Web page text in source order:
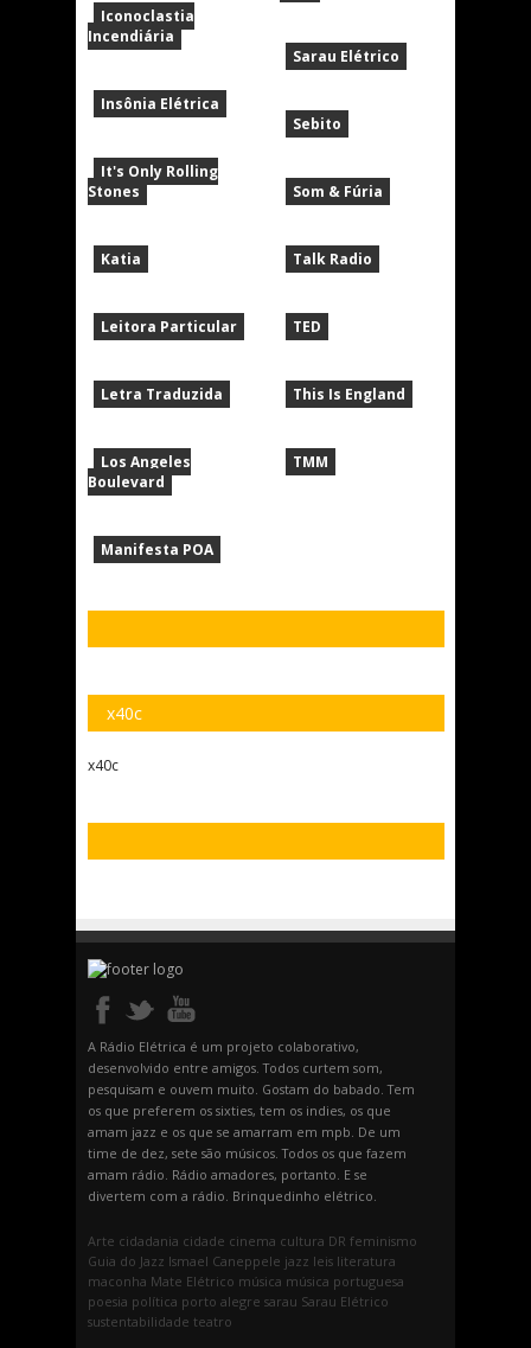
Iconoclastia
Incendiária
Insônia Elétrica
It's Only Rolling
Stones
Katia
Leitora Particular
Letra Traduzida
Los Angeles
Boulevard
Manifesta POA
Sarau Elétrico
Sebito
Som & Fúria
Talk Radio
TED
This Is England
TMM
x40c
x40c
A Rádio Elétrica é um projeto colaborativo,
desenvolvido entre amigos. Todos curtem som,
pesquisam e ouvem muito. Gostam do babado. Tem
os que preferem os sixties, tem os indies, os que
amam jazz e os que se amarram em mpb. De um
time de dez, sete são músicos. Todos os que fazem
amam rádio. Rádio amadores, portanto. E se
divertem com a rádio. Brinquedinho elétrico.
Arte cidadania cidade cinema cultura DR feminismo
Guia do Jazz Ismael Caneppele jazz leis literatura
maconha Mate Elétrico música música portuguesa
poesia política porto alegre sarau Sarau Elétrico
sustentabilidade teatro